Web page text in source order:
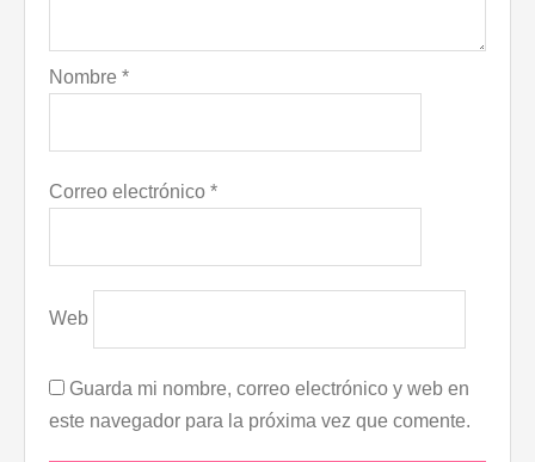
Nombre *
Correo electrónico *
Web
Guarda mi nombre, correo electrónico y web en
este navegador para la próxima vez que comente.